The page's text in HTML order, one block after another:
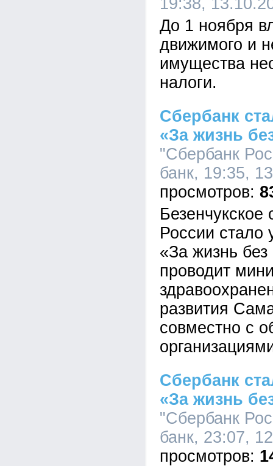
19:38,
До 1 ноября
движимого и
имущества
налоги.
Сбербанк
«За жизнь
"Сбербанк
банк, 19:35,
России стало
«За жизнь без
проводит
развития
совместно с
Сбербанк
«За жизнь
"Сбербанк
банк, 23:07,